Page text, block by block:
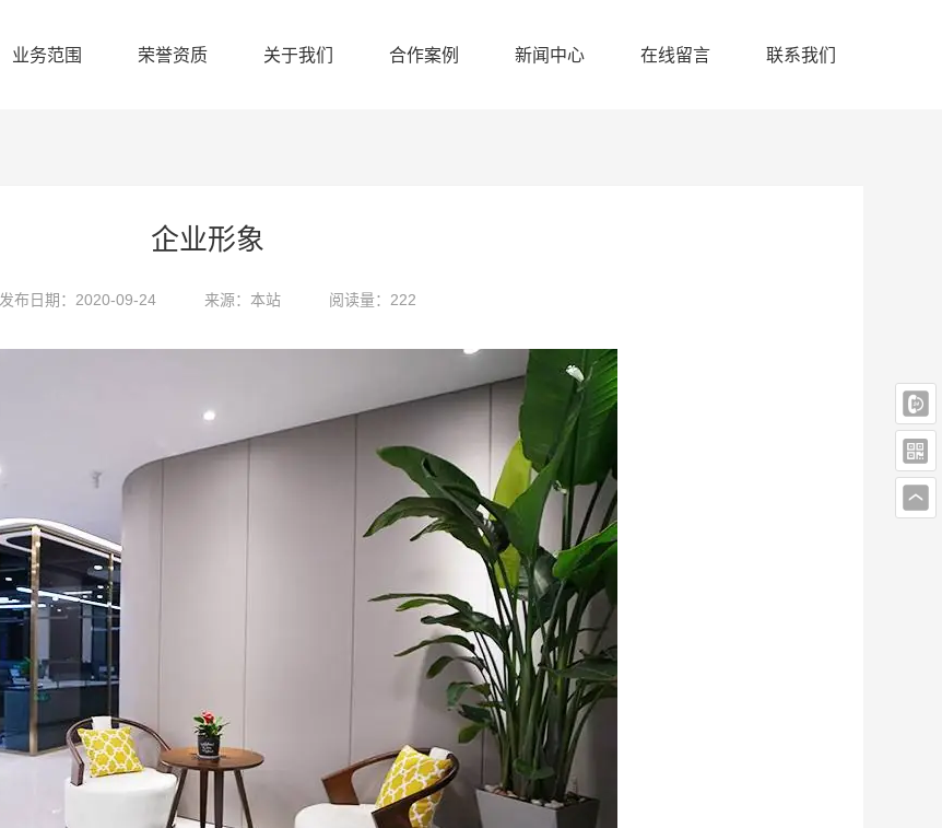
业务范围 荣誉资质 关于我们 合作案例 新闻中心 在线留言 联系我们
企业形象
发布日期：2020-09-24 来源：本站 阅读量：222